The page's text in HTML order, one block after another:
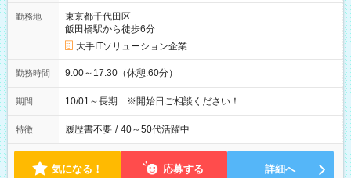
勤務地
東京都千代田区
飯田橋駅から徒歩6分
大手ITソリューション企業
勤務時間 9:00～17:30（休憩:60分）
期間 10/01～長期 ※開始日ご相談ください！
特徴 履歴書不要 / 40～50代活躍中
気になる！ 応募する 詳細へ